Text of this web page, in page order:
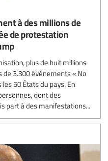
à des millions de
de protestation
plus de huit millions
3.300 événements « No
50 États du pays. En
dont des
part à des manifestations...